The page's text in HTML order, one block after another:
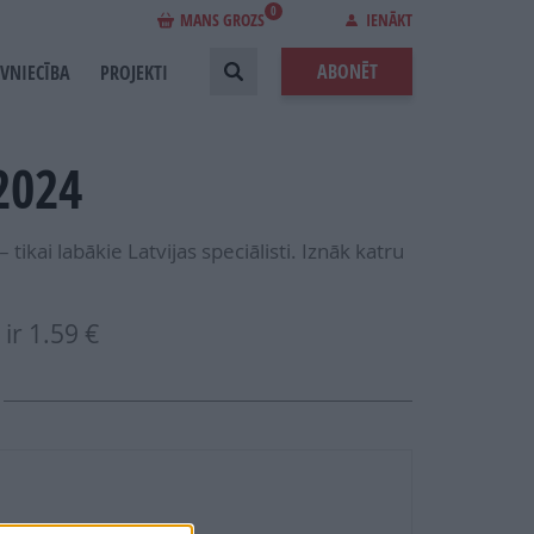
MANS GROZS 0 IENĀKT
PROJEKTI ABONĒT
tikai labākie Latvijas speciālisti. Iznāk katru
ir 1.59 €